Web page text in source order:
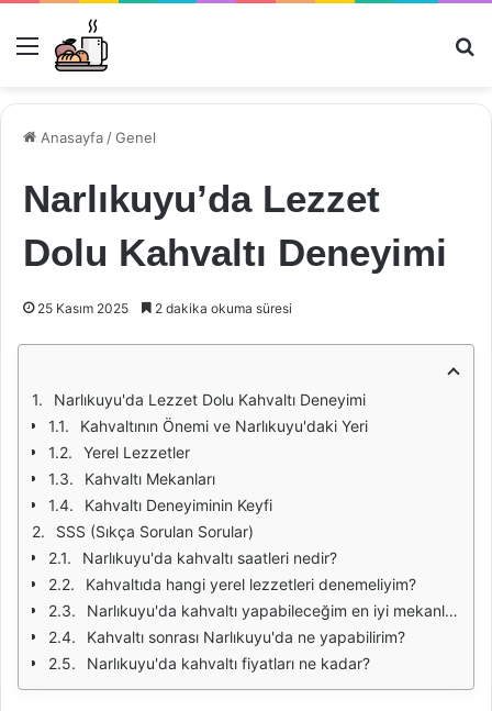
Menü
Anasayfa /Genel
Narlıkuyu’da Lezzet
Dolu Kahvaltı Deneyimi
25 Kasım 2025 2 dakika okuma süresi
Narlıkuyu'da Lezzet Dolu Kahvaltı Deneyimi
Kahvaltının Önemi ve Narlıkuyu'daki Yeri
Yerel Lezzetler
Kahvaltı Mekanları
Kahvaltı Deneyiminin Keyfi
SSS (Sıkça Sorulan Sorular)
Narlıkuyu'da kahvaltı saatleri nedir?
Kahvaltıda hangi yerel lezzetleri denemeliyim?
Narlıkuyu'da kahvaltı yapabileceğim en iyi mekanlar hangileridir?
Kahvaltı sonrası Narlıkuyu'da ne yapabilirim?
Narlıkuyu'da kahvaltı fiyatları ne kadar?